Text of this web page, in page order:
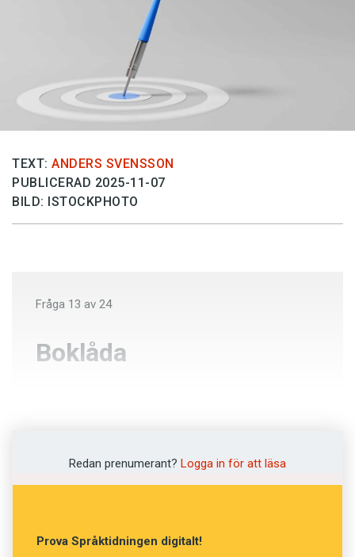
Läs Språktidningen digitalt
Press
TEXT: ANDERS SVENSSON
PUBLICERAD 2025-11-07
BILD: ISTOCKPHOTO
Fråga 13 av 24
Boklåda
Bokhandel
Redan prenumerant? Logga in för att läsa
Prova Språktidningen digitalt!